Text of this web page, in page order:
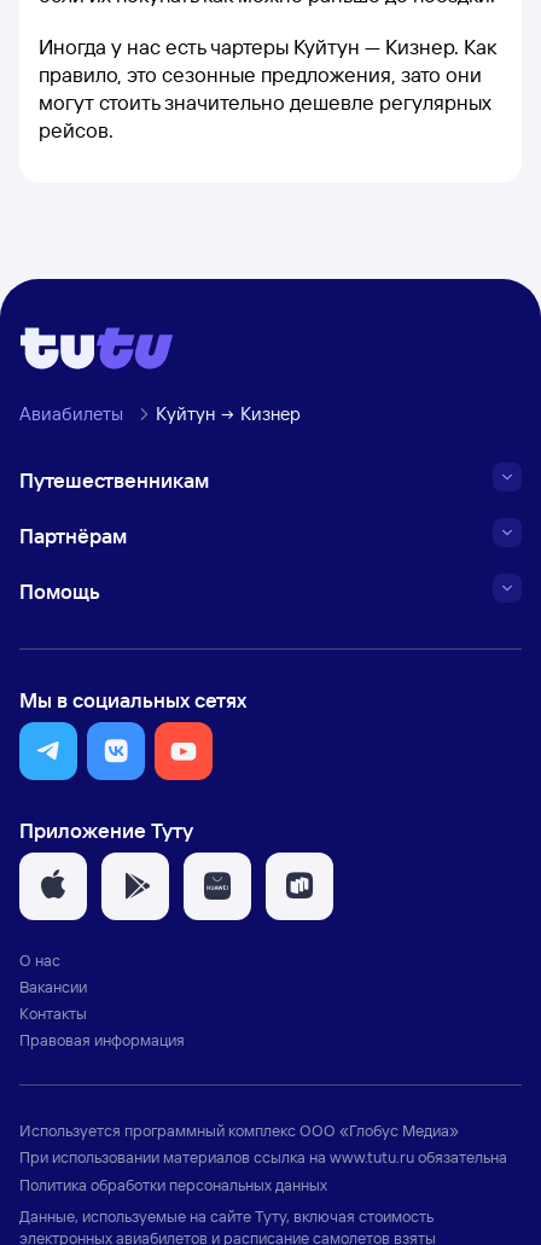
Иногда у нас есть чартеры Куйтун — Кизнер. Как
правило, это сезонные предложения, зато они
могут стоить значительно дешевле регулярных
рейсов.
Авиабилеты Куйтун Кизнер
Путешественникам
Партнёрам
Помощь
Мы в социальных сетях
Приложение Туту
О нас
Вакансии
Контакты
Правовая информация
Используется программный комплексООО «Глобус Медиа»
При использовании материалов ссылка на www.tutu.ruобязательна
Политика обработки персональных данных
Данные, используемые на сайте Туту, включая стоимость
электронных авиабилетов и расписание самолетов взяты